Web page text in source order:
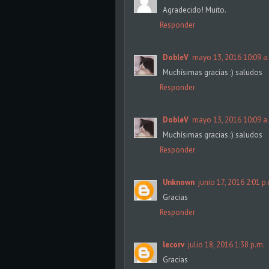
Agradecido! Muito.
Responder
DobleV mayo 13, 2016 10:09
Muchísimas gracias :) saludos
Responder
DobleV mayo 13, 2016 10:09
Muchísimas gracias :) saludos
Responder
Unknown junio 17, 2016 2:01
Gracias
Responder
lecorv julio 18, 2016 1:38 p.m.
Gracias